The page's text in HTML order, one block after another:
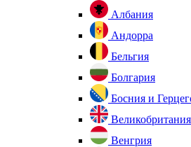
Албания
Андорра
Бельгия
Болгария
Босния и
Великобритания
Венгрия